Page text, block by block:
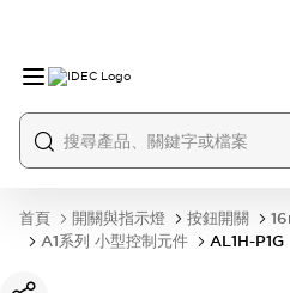
首頁 開關與指示燈 按鈕開關
A1系列 小型控制元件
AL1H-P1G